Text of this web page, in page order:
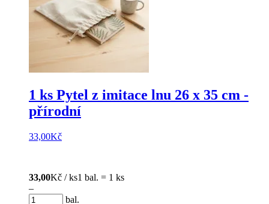
1 ks Pytel z imitace lnu 26 x 35 cm -
přírodní
33,00Kč
33,00Kč / ks1 bal. = 1 ks
–
bal.